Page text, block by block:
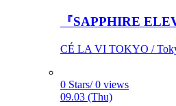
『SAPPHIRE
CÉ LA VI TOKYO /
0 Stars/ 0 views
09.03 (Thu)